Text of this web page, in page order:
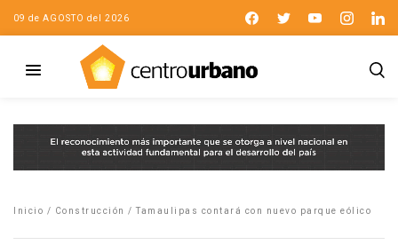
09 de AGOSTO del 2026
Inicio / Construcción /Tamaulipas contará con nuevo parque eólico